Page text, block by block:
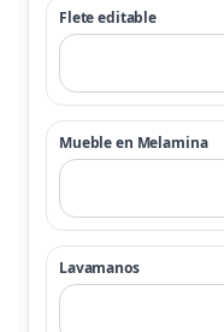
Flete editable
Mueble en Melamina
Lavamanos